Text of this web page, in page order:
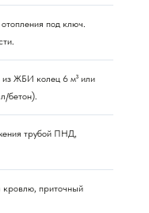
под ключ.
ЖБИ колец 6 м³ или
бетон).
трубой ПНД,
кровлю, приточный